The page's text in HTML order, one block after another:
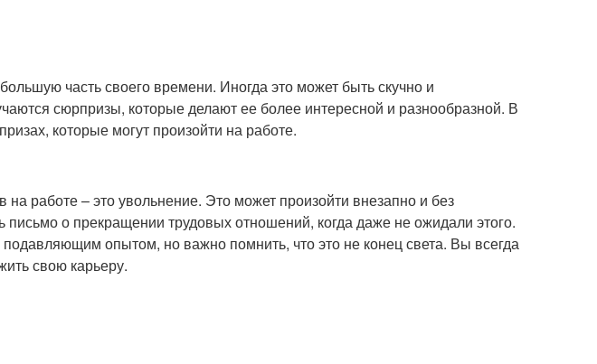
часть своего времени. Иногда это может быть скучно и
сюрпризы, которые делают ее более интересной и разнообразной. В
которые могут произойти на работе.
работе – это увольнение. Это может произойти внезапно и без
о прекращении трудовых отношений, когда даже не ожидали этого.
опытом, но важно помнить, что это не конец света. Вы всегда
свою карьеру.